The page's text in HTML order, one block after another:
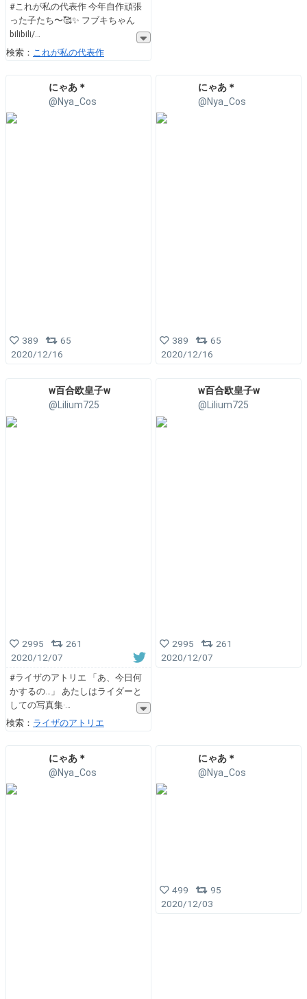
#これが私の代表作 今年自作頑張
った子たち〜🥰✨ フブキちゃん
bilibili/
検索： これが私の代表作
にゃあ＊
@Nya_Cos
389
65
2020/12/16
にゃあ＊
@Nya_Cos
389
65
2020/12/16
w百合欧皇子w
@Lilium725
2995
261
2020/12/07
#ライザのアトリエ 「あ、今日何
かするの…」 あたしはライダーと
しての写真集·
検索： ライザのアトリエ
w百合欧皇子w
@Lilium725
2995
261
2020/12/07
にゃあ＊
@Nya_Cos
にゃあ＊
@Nya_Cos
499
95
2020/12/03